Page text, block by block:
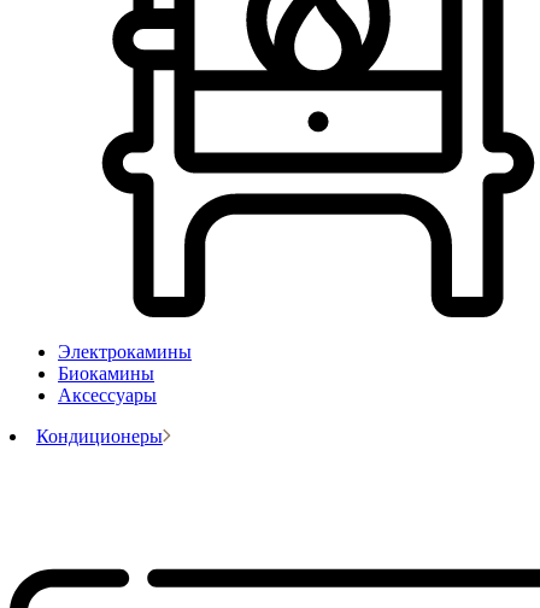
Электрокамины
Биокамины
Аксессуары
Кондиционеры